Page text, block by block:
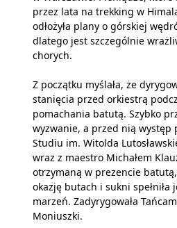
przez lata na trekking w
odłożyła plany o górskiej
dlatego jest szczególnie
chorych.
Z początku myślała, że
stanięcia przed orkiestrą
pomachania batutą. Szybko
wyzwanie, a przed nią
Studiu im. Witolda
wraz z maestro Michałem
otrzymaną w prezencie
okazję butach i sukni spełniła
marzeń. Zadyrygowała
Moniuszki.